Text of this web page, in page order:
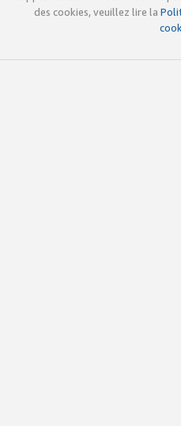
des cookies, veuillez lire la